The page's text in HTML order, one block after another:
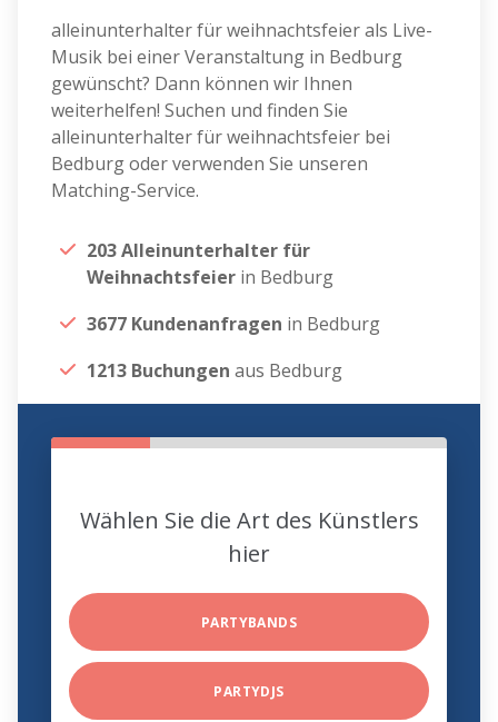
alleinunterhalter für weihnachtsfeier als Live-
Musik bei einer Veranstaltung in Bedburg
gewünscht? Dann können wir Ihnen
weiterhelfen! Suchen und finden Sie
alleinunterhalter für weihnachtsfeier bei
Bedburg oder verwenden Sie unseren
Matching-Service.
203 Alleinunterhalter für
Weihnachtsfeier in Bedburg
3677 Kundenanfragen in Bedburg
1213 Buchungen aus Bedburg
Wählen Sie die Art des Künstlers
hier
PARTYBANDS
PARTYDJS